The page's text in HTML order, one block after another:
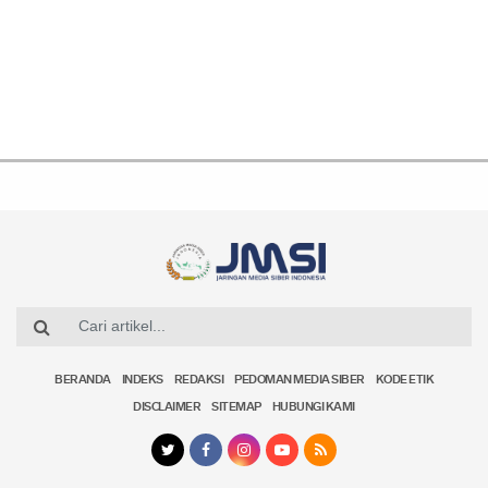
BERANDA INDEKS REDAKSI PEDOMAN MEDIA SIBER KODE ETIK
DISCLAIMER SITEMAP HUBUNGI KAMI